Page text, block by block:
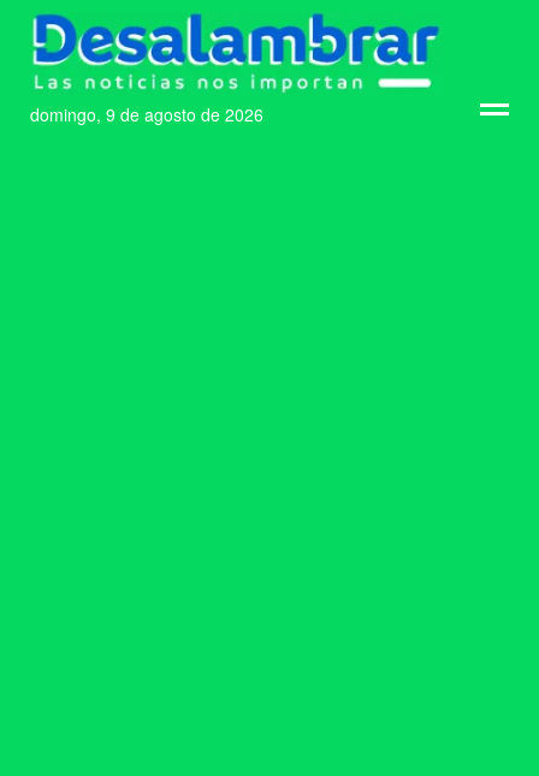
domingo, 9 de agosto de 2026